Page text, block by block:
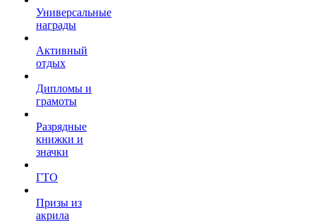
Универсальные
награды
Активный
отдых
Дипломы и
грамоты
Разрядные
книжки и
значки
ГТО
Призы из
акрила